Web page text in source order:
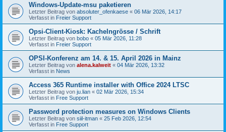
Windows-Update-msu paketieren
Letzter Beitrag von absoluter_ofenkaese « 06 Mär 2026, 14:17
Verfasst in Freier Support
Opsi-Client-Kiosk: Kachelngrösse / Schrift
Letzter Beitrag von bobo « 05 Mär 2026, 11:28
Verfasst in Freier Support
OPSI-Konferenz am 14. & 15. April 2026 in Mainz
Letzter Beitrag von alena.kalweit « 04 Mär 2026, 13:32
Verfasst in News
Access 365 Runtime installer with Office 2024 LTSC
Letzter Beitrag von ju.lian « 02 Mär 2026, 15:34
Verfasst in Free Support
Password protection measures on Windows Clients
Letzter Beitrag von siil-itman « 25 Feb 2026, 12:54
Verfasst in Free Support